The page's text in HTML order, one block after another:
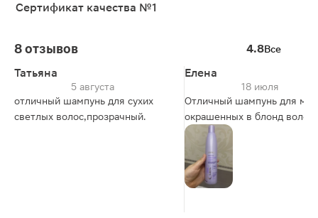
Сертификат качества №1
8 отзывов 4.8Все
Татьяна
5 августа
отличный шампунь для сухих
светлых волос,прозрачный.
Елена
18 июля
Отличный шампунь для
окрашенных в блонд волос!
Классно пенится, хорошо
головы! Рекомендую к